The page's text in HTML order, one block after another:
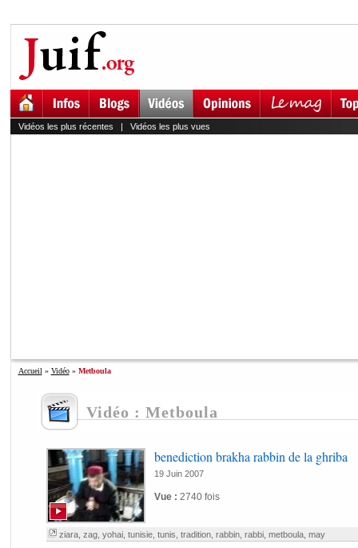
Vidéos les plus récentes | Vidéos les plus vues
Accueil » Vidéo» Metboula
Vidéo : Metboula
benediction brakha rabbin de la ghriba
19 Juin 2007
Vue : 2740 fois
ziara, zag, yohai, tunisie, tunis tradition, rabbin, rabbi, metboula, may